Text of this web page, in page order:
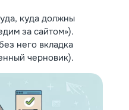
куда должны
за сайтом»).
него вкладка
черновик).